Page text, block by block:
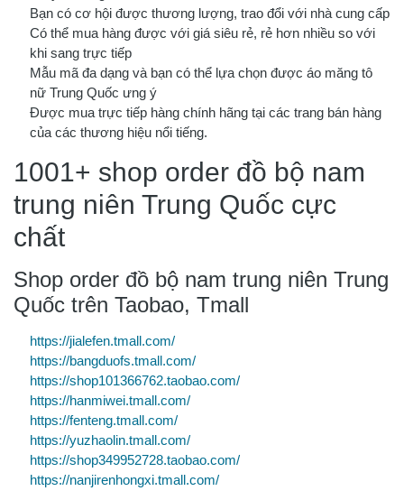
Bạn có cơ hội được thương lượng, trao đổi với nhà cung cấp
Có thể mua hàng được với giá siêu rẻ, rẻ hơn nhiều so với
khi sang trực tiếp
Mẫu mã đa dạng và bạn có thể lựa chọn được áo măng tô
nữ Trung Quốc ưng ý
Được mua trực tiếp hàng chính hãng tại các trang bán hàng
của các thương hiệu nổi tiếng.
1001+ shop order đồ bộ nam
trung niên Trung Quốc cực
chất
Shop order đồ bộ nam trung niên Trung
Quốc trên Taobao, Tmall
https://jialefen.tmall.com/
https://bangduofs.tmall.com/
https://shop101366762.taobao.com/
https://hanmiwei.tmall.com/
https://fenteng.tmall.com/
https://yuzhaolin.tmall.com/
https://shop349952728.taobao.com/
https://nanjirenhongxi.tmall.com/